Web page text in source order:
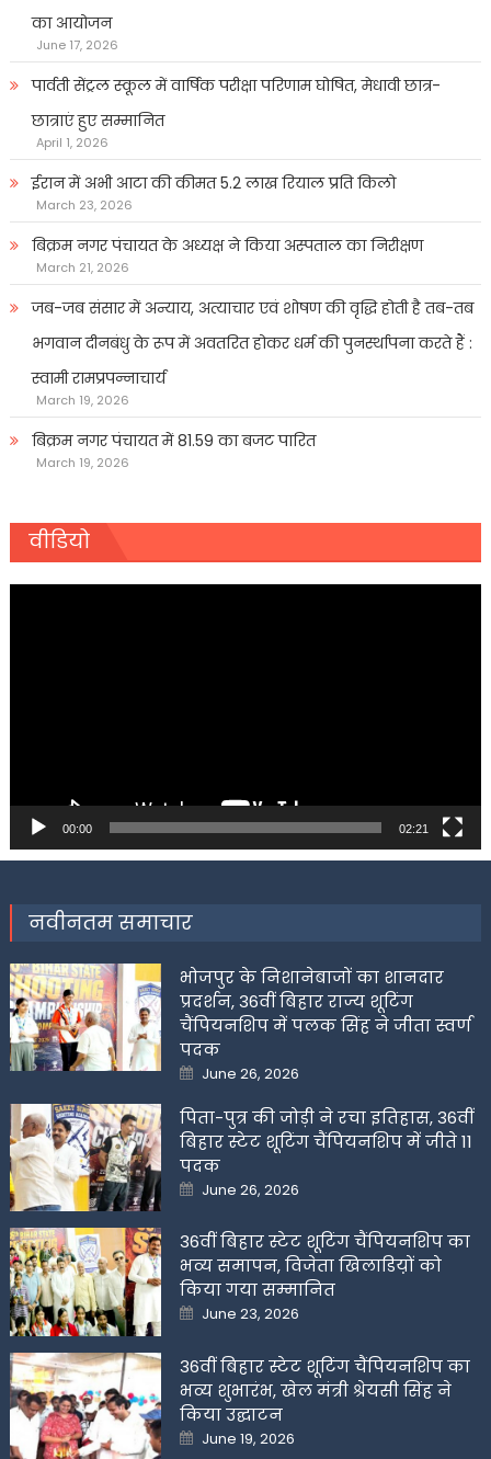
का आयोजन
June 17, 2026
पार्वती सेंट्रल स्कूल में वार्षिक परीक्षा परिणाम घोषित, मेधावी छात्र-
छात्राएं हुए सम्मानित
April 1, 2026
ईरान में अभी आटा की कीमत 5.2 लाख रियाल प्रति किलो
March 23, 2026
बिक्रम नगर पंचायत के अध्यक्ष ने किया अस्पताल का निरीक्षण
March 21, 2026
जब-जब संसार में अन्याय, अत्याचार एवं शोषण की वृद्धि होती है तब-तब
भगवान दीनबंधु के रूप में अवतरित होकर धर्म की पुनर्स्थापना करते हैं :
स्वामी रामप्रपन्नाचार्य
March 19, 2026
बिक्रम नगर पंचायत में 81.59 का बजट पारित
March 19, 2026
वीडियो
00:00 02:21
नवीनतम समाचार
भोजपुर के निशानेबाजों का शानदार
प्रदर्शन, 36वीं बिहार राज्य शूटिंग
चैंपियनशिप में पलक सिंह ने जीता स्वर्ण
पदक
Posted
on
June 26, 2026
पिता-पुत्र की जोड़ी ने रचा इतिहास, 36वीं
बिहार स्टेट शूटिंग चैंपियनशिप में जीते 11
पदक
Posted
on
June 26, 2026
36वीं बिहार स्टेट शूटिंग चैंपियनशिप का
भव्य समापन, विजेता खिलाडिय़ों को
किया गया सम्मानित
Posted
on
June 23, 2026
36वीं बिहार स्टेट शूटिंग चैंपियनशिप का
भव्य शुभारंभ, खेल मंत्री श्रेयसी सिंह ने
किया उद्घाटन
Posted
on
June 19, 2026